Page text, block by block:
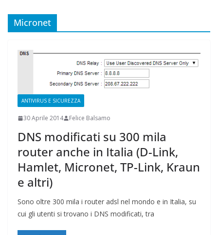
Micronet
ANTIVIRUS E SICUREZZA
30 Aprile 2014 Felice Balsamo
DNS modificati su 300 mila
router anche in Italia (D-Link,
Hamlet, Micronet, TP-Link, Kraun
e altri)
Sono oltre 300 mila i router adsl nel mondo e in Italia, su
cui gli utenti si trovano i DNS modificati, tra